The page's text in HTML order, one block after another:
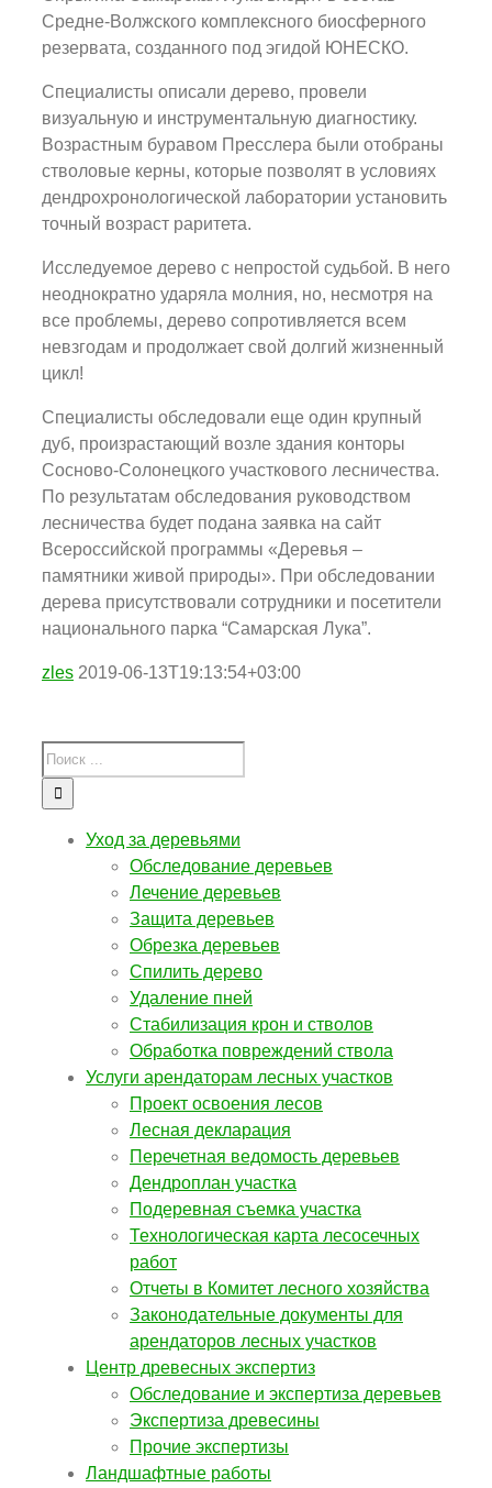
Средне-Волжского комплексного биосферного
резервата, созданного под эгидой ЮНЕСКО.
Специалисты описали дерево, провели
визуальную и инструментальную диагностику.
Возрастным буравом Пресслера были отобраны
стволовые керны, которые позволят в условиях
дендрохронологической лаборатории установить
точный возраст раритета.
Исследуемое дерево с непростой судьбой. В него
неоднократно ударяла молния, но, несмотря на
все проблемы, дерево сопротивляется всем
невзгодам и продолжает свой долгий жизненный
цикл!
Специалисты обследовали еще один крупный
дуб, произрастающий возле здания конторы
Сосново-Солонецкого участкового лесничества.
По результатам обследования руководством
лесничества будет подана заявка на сайт
Всероссийской программы «Деревья –
памятники живой природы». При обследовании
дерева присутствовали сотрудники и посетители
национального парка “Самарская Лука”.
zles 2019-06-13T19:13:54+03:00
Уход за деревьями
Обследование деревьев
Лечение деревьев
Защита деревьев
Обрезка деревьев
Спилить дерево
Удаление пней
Стабилизация крон и стволов
Обработка повреждений ствола
Услуги арендаторам лесных участков
Проект освоения лесов
Лесная декларация
Перечетная ведомость деревьев
Дендроплан участка
Подеревная съемка участка
Технологическая карта лесосечных
работ
Отчеты в Комитет лесного хозяйства
Законодательные документы для
арендаторов лесных участков
Центр древесных экспертиз
Обследование и экспертиза деревьев
Экспертиза древесины
Прочие экспертизы
Ландшафтные работы